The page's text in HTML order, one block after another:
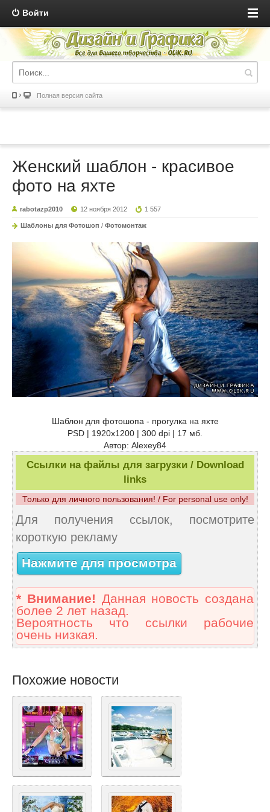
Войти
Полная версия сайта
Женский шаблон - красивое
фото на яхте
rabotazp2010 12 ноября 2012 1 557
Шаблоны для Фотошоп / Фотомонтаж
Шаблон для фотошопа - прогулка на яхте
PSD | 1920x1200 | 300 dpi | 17 мб.
Автор: Alexey84
Ссылки на файлы для загрузки / Download
links
Только для личного пользования! / For personal use only!
Для получения ссылок, посмотрите
короткую рекламу
Нажмите для просмотра
* Внимание! Данная новость создана
более 2 лет назад.
Вероятность что ссылки рабочие
очень низкая.
Похожие новости